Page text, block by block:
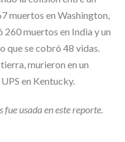
muertos en Washington,
260 muertos en India y un
que se cobró 48 vidas.
murieron en un
en Kentucky.
usada en este reporte.